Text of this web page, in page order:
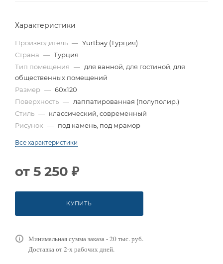
Характеристики
Производитель — Yurtbay (Турция)
Страна — Турция
Тип помещения — для ванной, для гостиной, для
общественных помещений
Размер — 60x120
Поверхность — лаппатированная (полуполир.)
Стиль — классический, современный
Рисунок — под камень, под мрамор
Все характеристики
от 5 250 ₽
КУПИТЬ
Минимальная сумма заказа - 20 тыс. руб.
Доставка от 2-х рабочих дней.